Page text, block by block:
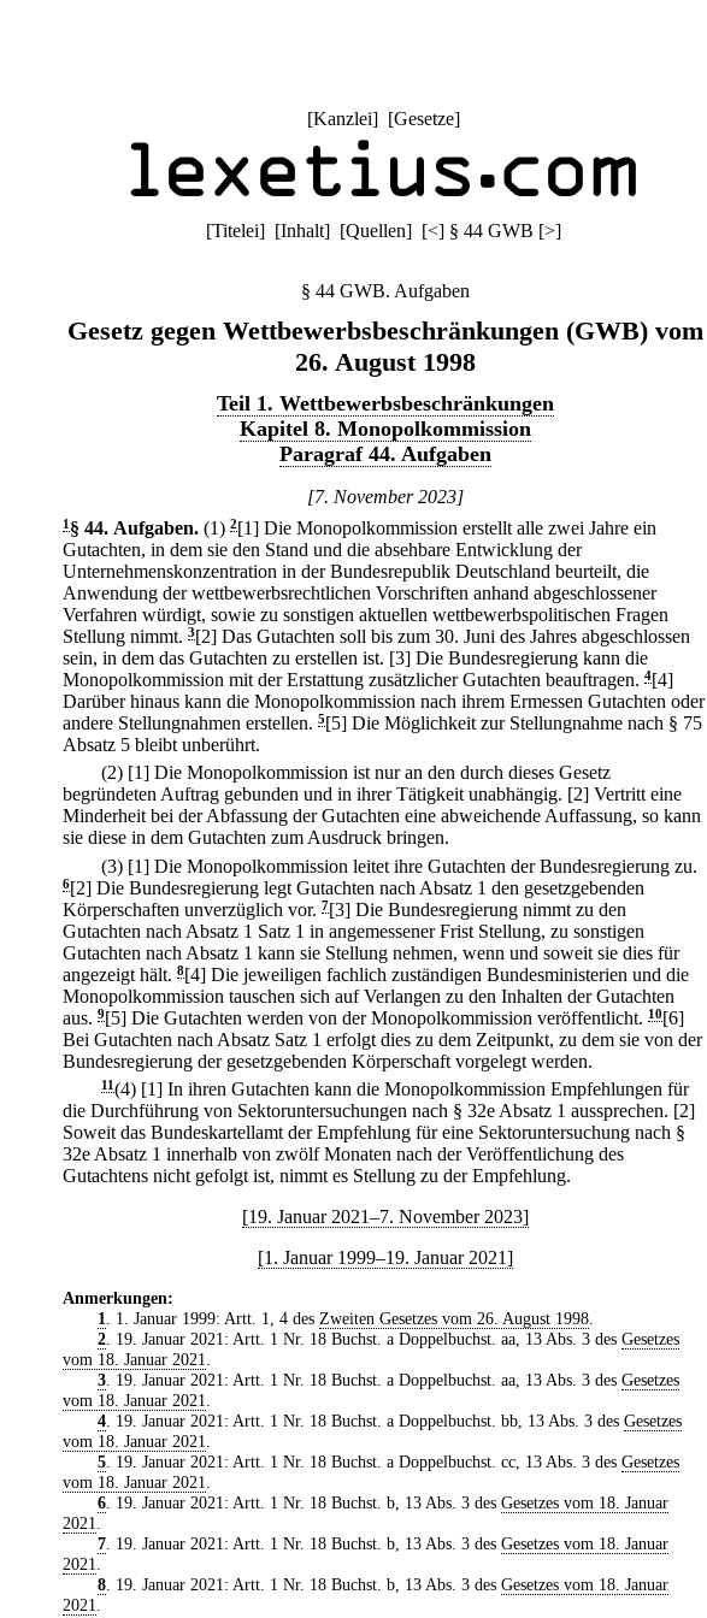
[Kanzlei] [Gesetze]
[Titelei] [Inhalt] [Quellen] [<] § 44 GWB [>]
§ 44 GWB. Aufgaben
Gesetz gegen Wettbewerbsbeschränkungen (GWB) vom
26. August 1998
Teil 1. Wettbewerbsbeschränkungen
Kapitel 8. Monopolkommission
Paragraf 44. Aufgaben
[7. November 2023]
1 § 44. Aufgaben. (1) 2[1] Die Monopolkommission erstellt alle zwei Jahre ein
Gutachten, in dem sie den Stand und die absehbare Entwicklung der
Unternehmenskonzentration in der Bundesrepublik Deutschland beurteilt, die
Anwendung der wettbewerbsrechtlichen Vorschriften anhand abgeschlossener
Verfahren würdigt, sowie zu sonstigen aktuellen wettbewerbspolitischen Fragen
Stellung nimmt. 3[2] Das Gutachten soll bis zum 30. Juni des Jahres abgeschlossen
sein, in dem das Gutachten zu erstellen ist. [3] Die Bundesregierung kann die
Monopolkommission mit der Erstattung zusätzlicher Gutachten beauftragen. 4[4]
Darüber hinaus kann die Monopolkommission nach ihrem Ermessen Gutachten oder
andere Stellungnahmen erstellen. 5[5] Die Möglichkeit zur Stellungnahme nach § 75
Absatz 5 bleibt unberührt.
(2) [1] Die Monopolkommission ist nur an den durch dieses Gesetz
begründeten Auftrag gebunden und in ihrer Tätigkeit unabhängig. [2] Vertritt eine
Minderheit bei der Abfassung der Gutachten eine abweichende Auffassung, so kann
sie diese in dem Gutachten zum Ausdruck bringen.
(3) [1] Die Monopolkommission leitet ihre Gutachten der Bundesregierung zu.
6[2] Die Bundesregierung legt Gutachten nach Absatz 1 den gesetzgebenden
Körperschaften unverzüglich vor. 7[3] Die Bundesregierung nimmt zu den
Gutachten nach Absatz 1 Satz 1 in angemessener Frist Stellung, zu sonstigen
Gutachten nach Absatz 1 kann sie Stellung nehmen, wenn und soweit sie dies für
angezeigt hält. 8[4] Die jeweiligen fachlich zuständigen Bundesministerien und die
Monopolkommission tauschen sich auf Verlangen zu den Inhalten der Gutachten
aus. 9[5] Die Gutachten werden von der Monopolkommission veröffentlicht. 10[6]
Bei Gutachten nach Absatz Satz 1 erfolgt dies zu dem Zeitpunkt, zu dem sie von der
Bundesregierung der gesetzgebenden Körperschaft vorgelegt werden.
11 (4) [1] In ihren Gutachten kann die Monopolkommission Empfehlungen für
die Durchführung von Sektoruntersuchungen nach § 32e Absatz 1 aussprechen. [2]
Soweit das Bundeskartellamt der Empfehlung für eine Sektoruntersuchung nach §
32e Absatz 1 innerhalb von zwölf Monaten nach der Veröffentlichung des
Gutachtens nicht gefolgt ist, nimmt es Stellung zu der Empfehlung.
[19. Januar 2021–7. November 2023]
[1. Januar 1999–19. Januar 2021]
Anmerkungen:
1
. 1. Januar 1999: Artt. 1, 4 des Zweiten Gesetzes vom 26. August 1998.
2. 19. Januar 2021: Artt. 1 Nr. 18 Buchst. a Doppelbuchst. aa, 13 Abs. 3 des Gesetzes
vom 18. Januar 2021
3. 19. Januar 2021: Artt. 1 Nr. 18 Buchst. a Doppelbuchst. aa, 13 Abs. 3 des Gesetzes
vom 18. Januar 2021
4. 19. Januar 2021: Artt. 1 Nr. 18 Buchst. a Doppelbuchst. bb, 13 Abs. 3 des Gesetzes
vom 18. Januar 2021
5. 19. Januar 2021: Artt. 1 Nr. 18 Buchst. a Doppelbuchst. cc, 13 Abs. 3 des Gesetzes
vom 18. Januar 2021
6. 19. Januar 2021: Artt. 1 Nr. 18 Buchst. b, 13 Abs. 3 des Gesetzes vom 18. Januar
2021
7. 19. Januar 2021: Artt. 1 Nr. 18 Buchst. b, 13 Abs. 3 des Gesetzes vom 18. Januar
2021
8. 19. Januar 2021: Artt. 1 Nr. 18 Buchst. b, 13 Abs. 3 des Gesetzes vom 18. Januar
2021